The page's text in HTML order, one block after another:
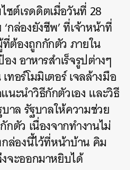
ซต์เรดดิตเมื่อวันที่ 28
ล่องยังชีพ’ ที่เจ้าหน้าที่
ต้องถูกกักตัว ภายใน
ง อาหารสำเร็จรูปต่างๆ
อร์โมมิเตอร์ เจลล้างมือ
ะนำวิธีกักตัวเอง และวิธี
าล รัฐบาลให้ความช่วย
ตัว เนื่องจากทำงานไม่
ล่องนี้ไว้ที่หน้าบ้าน คิม
จะออกมาหยิบได้